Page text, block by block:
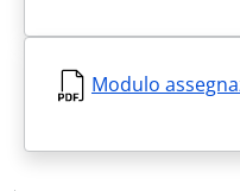
Modulo